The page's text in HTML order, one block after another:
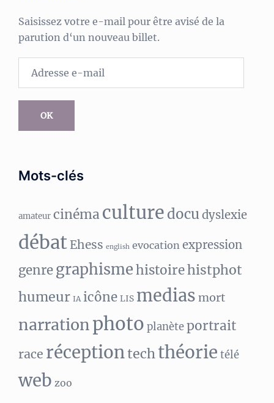
Saisissez votre e-mail pour être avisé de la
parution d‘un nouveau billet.
OK
Mots-clés
amateur cinémaculture docudyslexie
débat Ehess english evocation expression
genregraphismehistoirehistphot
humeur IA icône LIS medias mort
narrationphoto planèteportrait
race réceptiontechthéorie télé
web zoo